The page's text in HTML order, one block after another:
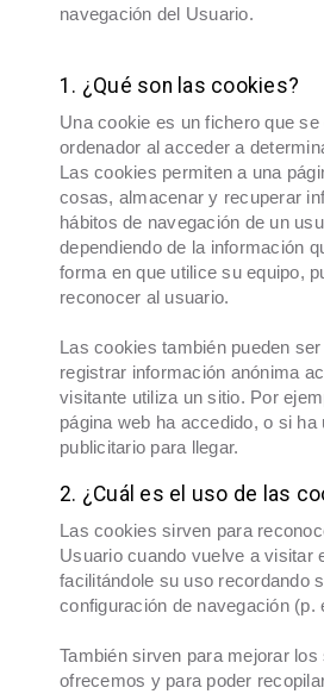
navegación del Usuario.
1. ¿Qué son las cookies?
Una cookie es un fichero que
ordenador al acceder a
Las cookies permiten a una
cosas, almacenar y recuperar
hábitos de navegación de un
dependiendo de la información
forma en que utilice su equipo,
reconocer al usuario.
Las cookies también pueden
registrar información anónima
visitante utiliza un sitio. Por
página web ha accedido, o si ha
publicitario para llegar.
​2. ¿Cuál es el uso de las
Las cookies sirven para
Usuario cuando vuelve a visitar
facilitándole su uso recordando
configuración de navegación (p.
También sirven para mejorar
ofrecemos y para poder